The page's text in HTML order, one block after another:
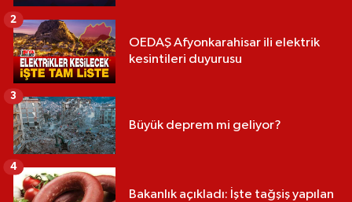
OEDAŞ Afyonkarahisar ili elektrik
kesintileri duyurusu
2
Büyük deprem mi geliyor?
3
Bakanlık açıkladı: İşte tağşiş yapılan
4